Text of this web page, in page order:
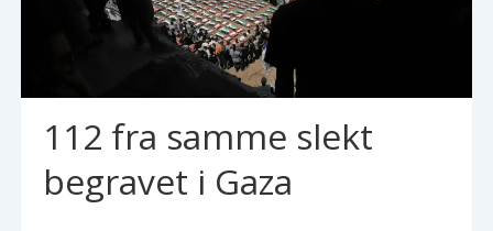
112 fra samme slekt
begravet i Gaza